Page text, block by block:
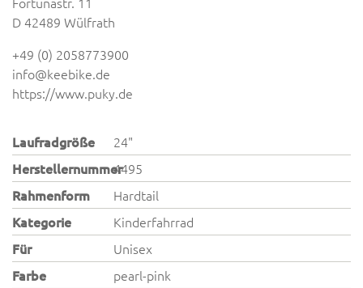
D 42489 Wülfrath
+49 (0) 2058773900
info@keebike.de
https://www.puky.de
Laufradgröße
24"
Herstellernummer4495
Rahmenform
Hardtail
Kategorie
Kinderfahrrad
Für
Unisex
Farbe
pearl-pink